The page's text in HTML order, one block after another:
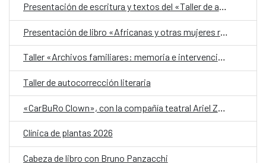
Presentación de escritura y textos del «Taller de autobiografía para mujeres 70+»
Presentación de libro «Africanas y otras mujeres racializadas»
Taller «Archivos familiares: memoria e intervención»
Taller de autocorrección literaria
Clínica de plantas 2026
Cabeza de libro con Bruno Panzacchi